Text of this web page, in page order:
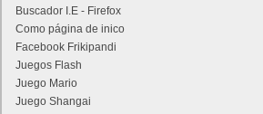
Buscador I.E - Firefox
Como página de inico
Facebook Frikipandi
Juegos Flash
Juego Mario
Juego Shangai